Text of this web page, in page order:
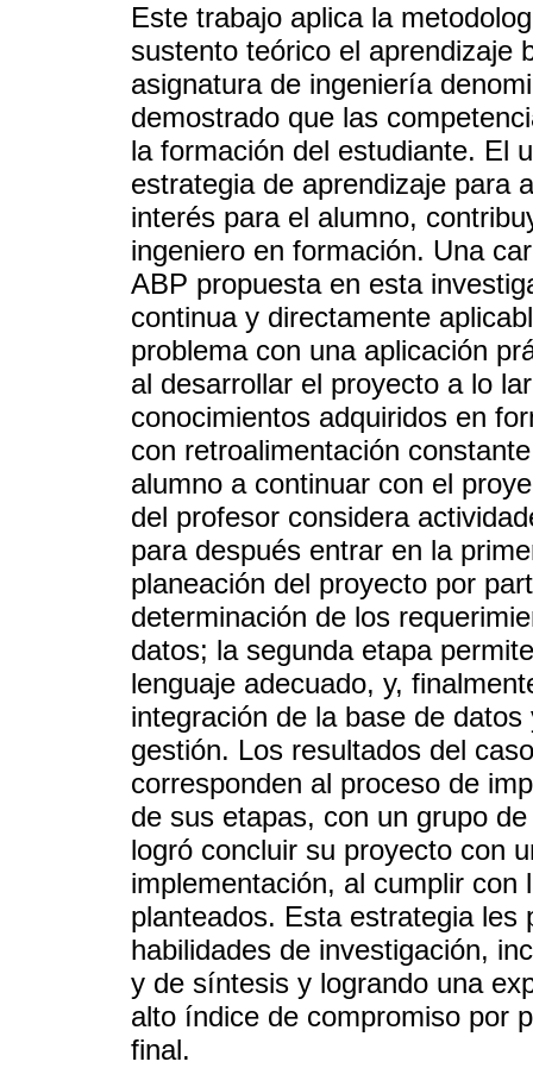
Este trabajo aplica la
sustento teórico el aprendizaje
asignatura de ingeniería
demostrado que las
la formación del estudiante. El
estrategia de aprendizaje para
interés para el alumno,
ingeniero en formación. Una
ABP propuesta en esta
continua y directamente
problema con una aplicación
al desarrollar el proyecto a lo
conocimientos adquiridos en
con retroalimentación
alumno a continuar con el
del profesor considera
para después entrar en la
planeación del proyecto por
determinación de los
datos; la segunda etapa
lenguaje adecuado, y,
integración de la base de
gestión. Los resultados del
corresponden al proceso de
de sus etapas, con un grupo
logró concluir su proyecto con
implementación, al cumplir
planteados. Esta estrategia les
habilidades de investigación,
y de síntesis y logrando una
alto índice de compromiso por
final.